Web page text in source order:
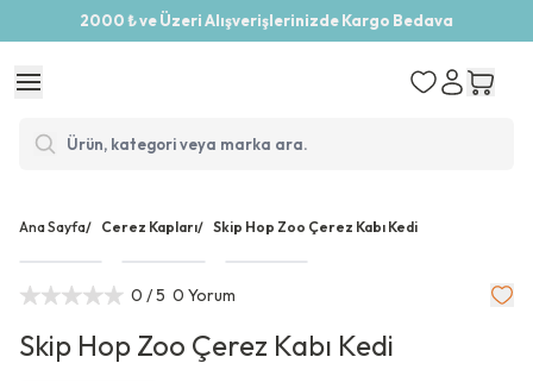
2000 ₺ ve Üzeri Alışverişlerinizde Kargo Bedava
Ana Sayfa/ Cerez Kapları/ Skip Hop Zoo Çerez Kabı Kedi
0 / 5 0 Yorum
Skip Hop Zoo Çerez Kabı Kedi